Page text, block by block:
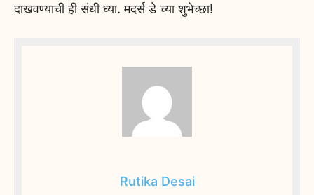
दाखवण्याची ही संधी घ्या. मदर्स डे च्या शुभेच्छा!
Rutika Desai